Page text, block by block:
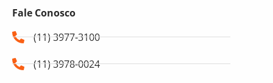
Fale Conosco
(11) 3977-3100
(11) 3978-0024